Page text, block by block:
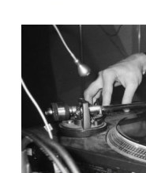
imple...